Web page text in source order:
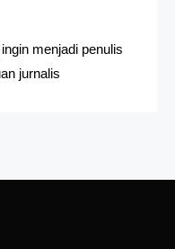
menjadi penulis
jurnalis